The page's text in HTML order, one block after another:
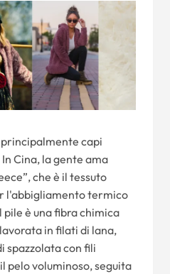
capi
Cina, la gente ama
che è il tessuto
l'abbigliamento termico
è una fibra chimica
in filati di lana,
spazzolata con fili
pelo voluminoso, seguita